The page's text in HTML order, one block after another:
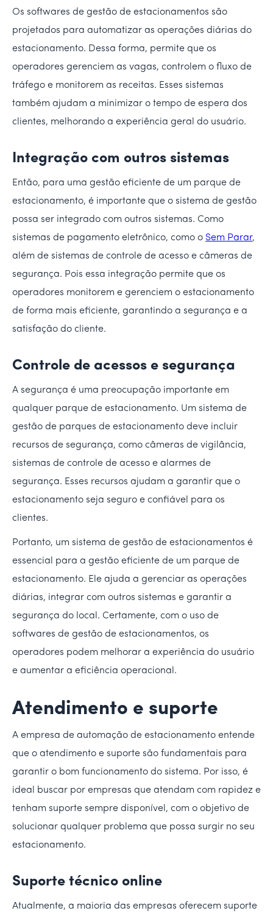
Os softwares de gestão de estacionamentos são
projetados para automatizar as operações diárias do
estacionamento. Dessa forma, permite que os
operadores gerenciem as vagas, controlem o fluxo de
tráfego e monitorem as receitas. Esses sistemas
também ajudam a minimizar o tempo de espera dos
clientes, melhorando a experiência geral do usuário.
Integração com outros sistemas
Então, para uma gestão eficiente de um parque de
estacionamento, é importante que o sistema de gestão
possa ser integrado com outros sistemas. Como
sistemas de pagamento eletrônico, como o Sem Parar,
além de sistemas de controle de acesso e câmeras de
segurança. Pois essa integração permite que os
operadores monitorem e gerenciem o estacionamento
de forma mais eficiente, garantindo a segurança e a
satisfação do cliente.
Controle de acessos e segurança
A segurança é uma preocupação importante em
qualquer parque de estacionamento. Um sistema de
gestão de parques de estacionamento deve incluir
recursos de segurança, como câmeras de vigilância,
sistemas de controle de acesso e alarmes de
segurança. Esses recursos ajudam a garantir que o
estacionamento seja seguro e confiável para os
clientes.
Portanto, um sistema de gestão de estacionamentos é
essencial para a gestão eficiente de um parque de
estacionamento. Ele ajuda a gerenciar as operações
diárias, integrar com outros sistemas e garantir a
segurança do local. Certamente, com o uso de
softwares de gestão de estacionamentos, os
operadores podem melhorar a experiência do usuário
e aumentar a eficiência operacional.
Atendimento e suporte
A empresa de automação de estacionamento entende
que o atendimento e suporte são fundamentais para
garantir o bom funcionamento do sistema. Por isso, é
ideal buscar por empresas que atendam com rapidez e
tenham suporte sempre disponível, com o objetivo de
solucionar qualquer problema que possa surgir no seu
estacionamento.
Suporte técnico online
Atualmente, a maioria das empresas oferecem suporte